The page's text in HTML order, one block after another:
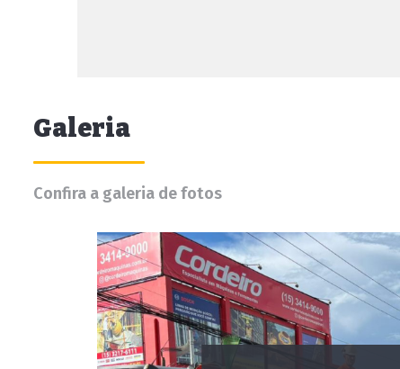
Galeria
Confira a galeria de fotos